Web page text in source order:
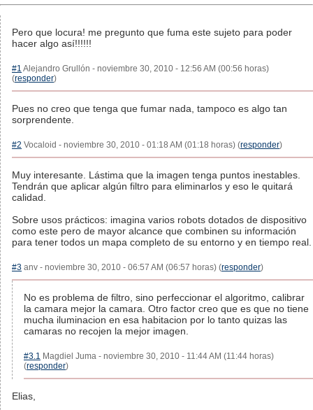
Pero que locura! me pregunto que fuma este sujeto para poder
hacer algo así!!!!!!
#1 Alejandro Grullón - noviembre 30, 2010 - 12:56 AM (00:56 horas)
(responder)
Pues no creo que tenga que fumar nada, tampoco es algo tan
sorprendente.
#2 Vocaloid - noviembre 30, 2010 - 01:18 AM (01:18 horas) (responder)
Muy interesante. Lástima que la imagen tenga puntos inestables.
Tendrán que aplicar algún filtro para eliminarlos y eso le quitará
calidad.
Sobre usos prácticos: imagina varios robots dotados de dispositivo
como este pero de mayor alcance que combinen su información
para tener todos un mapa completo de su entorno y en tiempo real.
#3 anv - noviembre 30, 2010 - 06:57 AM (06:57 horas) (responder)
No es problema de filtro, sino perfeccionar el algoritmo, calibrar
la camara mejor la camara. Otro factor creo que es que no tiene
mucha iluminacion en esa habitacion por lo tanto quizas las
camaras no recojen la mejor imagen.
#3.1 Magdiel Juma - noviembre 30, 2010 - 11:44 AM (11:44 horas)
(responder)
Elias,